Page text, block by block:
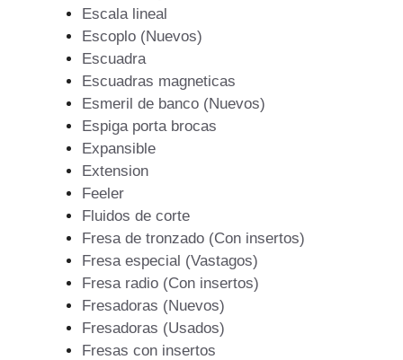
Escala lineal
Escoplo (Nuevos)
Escuadra
Escuadras magneticas
Esmeril de banco (Nuevos)
Espiga porta brocas
Expansible
Extension
Feeler
Fluidos de corte
Fresa de tronzado (Con insertos)
Fresa especial (Vastagos)
Fresa radio (Con insertos)
Fresadoras (Nuevos)
Fresadoras (Usados)
Fresas con insertos